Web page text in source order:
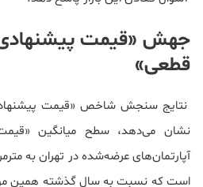
جهش «قیمت
قطعی»
نتایج سنجش شاخص «قیمت
نشان می‌دهد، سطح میانگین